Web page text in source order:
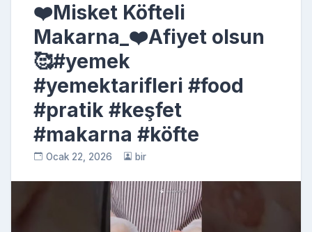
❤️Misket Köfteli
Makarna_❤️Afiyet olsun
🥰#yemek
#yemektarifleri #food
#pratik #keşfet
#makarna #köfte
Ocak 22, 2026 bir